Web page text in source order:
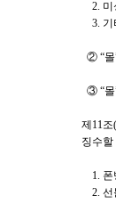
2. 미
3. 기
② “몰
③ “몰
제11
징수할
1. 폰
2. 선